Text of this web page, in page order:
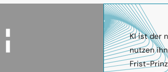
KI ist der
nutzen
Frist-